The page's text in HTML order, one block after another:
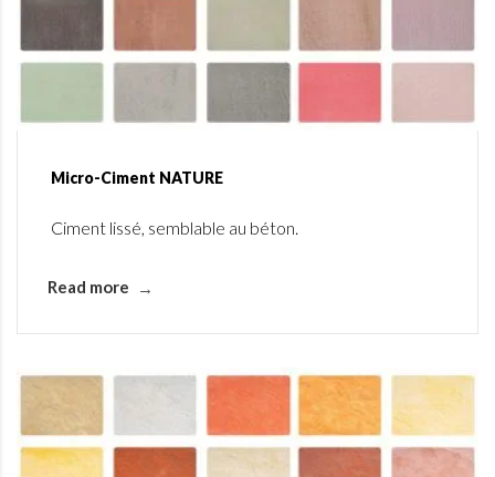
Micro-Ciment NATURE
Ciment lissé, semblable au béton.
Read more